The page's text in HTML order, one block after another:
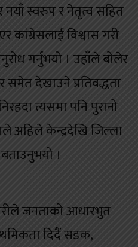
नयाँ स्वरुप र नेतृत्व सहित
विश्वास गरी
गर्नुभयो । उहाँले बोलेर
देखाउने प्रतिवद्धता
त्यसमा पनि पुरानो
अहिले केन्द्रदेखि जिल्ला
।
जनताको आधारभुत
दिदैं सडक,